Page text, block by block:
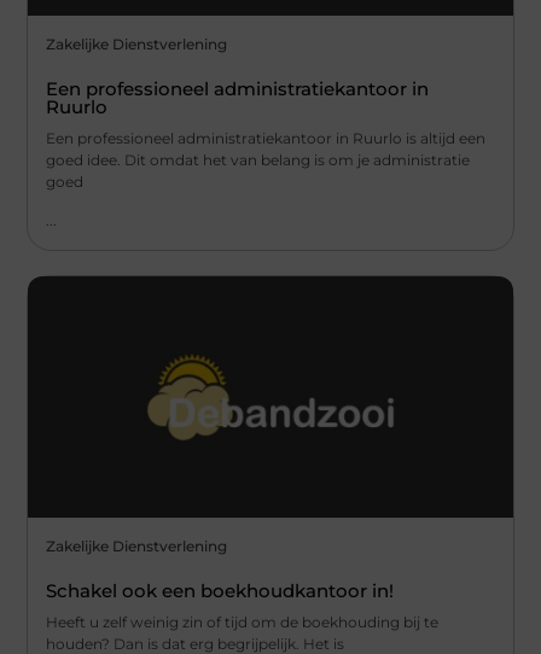
Zakelijke Dienstverlening
Een professioneel administratiekantoor in
Ruurlo
Een professioneel administratiekantoor in Ruurlo is altijd een
goed idee. Dit omdat het van belang is om je administratie
goed
Zakelijke Dienstverlening
Schakel ook een boekhoudkantoor in!
Heeft u zelf weinig zin of tijd om de boekhouding bij te
houden? Dan is dat erg begrijpelijk. Het is